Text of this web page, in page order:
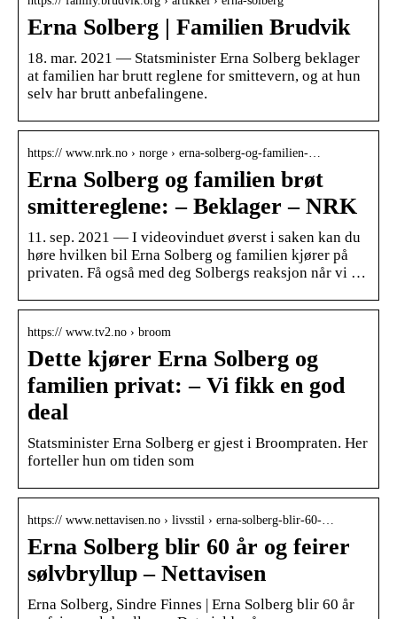
Erna Solberg | Familien Brudvik
18. mar. 2021 — Statsminister Erna Solberg beklager
at familien har brutt reglene for smittevern, og at hun
selv har brutt anbefalingene.
https:// www.nrk.no › norge › erna-solberg-og-familien-…
Erna Solberg og familien brøt
smittereglene: – Beklager – NRK
11. sep. 2021 — I videovinduet øverst i saken kan du
høre hvilken bil Erna Solberg og familien kjører på
privaten. Få også med deg Solbergs reaksjon når vi …
https:// www.tv2.no › broom
Dette kjører Erna Solberg og
familien privat: – Vi fikk en god
deal
Statsminister Erna Solberg er gjest i Broompraten. Her
forteller hun om tiden som
https:// www.nettavisen.no › livsstil › erna-solberg-blir-60-…
Erna Solberg blir 60 år og feirer
sølvbryllup – Nettavisen
Erna Solberg, Sindre Finnes | Erna Solberg blir 60 år